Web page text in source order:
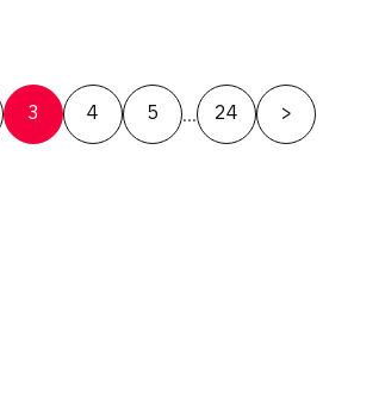
3 4 5 … 24 >